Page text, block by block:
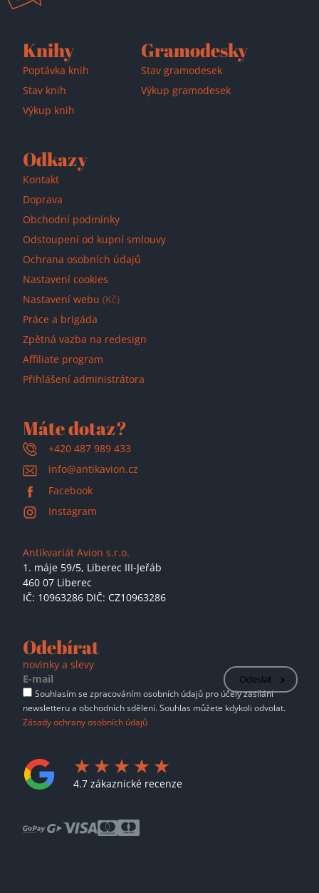
Knihy
Poptávka knih
Stav knih
Výkup knih
Gramodesky
Stav gramodesek
Výkup gramodesek
Odkazy
Kontakt
Doprava
Obchodní podmínky
Odstoupení od kupní smlouvy
Ochrana osobních údajů
Nastavení cookies
Nastavení webu (Kč)
Práce a brigáda
Zpětná vazba na redesign
Affiliate program
Přihlášení administrátora
Máte dotaz?
+420 487 989 433
info@antikavion.cz
Facebook
Instagram
Antikvariát Avion s.r.o.
1. máje 59/5, Liberec III-Jeřáb
460 07 Liberec
IČ: 10963286 DIČ: CZ10963286
Odebírat
novinky a slevy
Odeslat
Souhlasím se zpracováním osobních údajů pro účely zasílání
newsletteru a obchodních sdělení. Souhlas můžete kdykoli odvolat.
Zásady ochrany osobních údajů
4.7 zákaznické recenze